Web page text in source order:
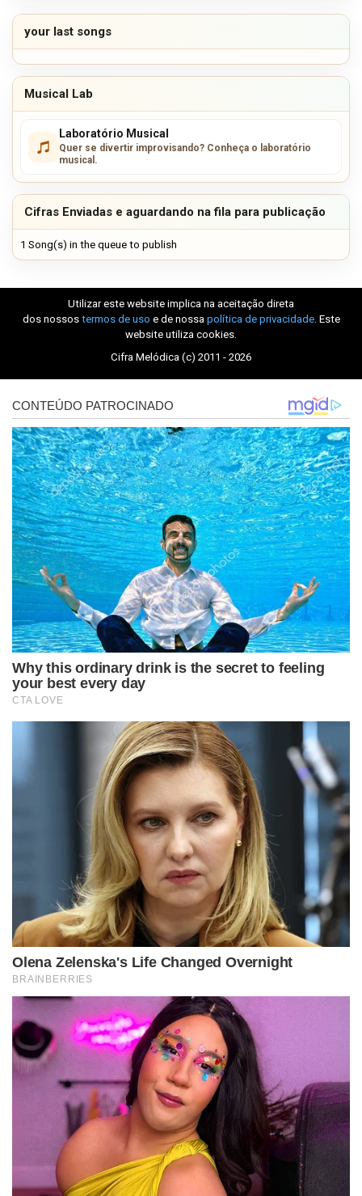
your last songs
Musical Lab
Laboratório Musical
Quer se divertir improvisando? Conheça o laboratório
musical.
Cifras Enviadas e aguardando na fila para publicação
1 Song(s) in the queue to publish
Utilizar este website implica na aceitação direta
dos nossos termos de uso e de nossa política de privacidade. Este
website utiliza cookies.
Cifra Melódica (c) 2011 - 2026